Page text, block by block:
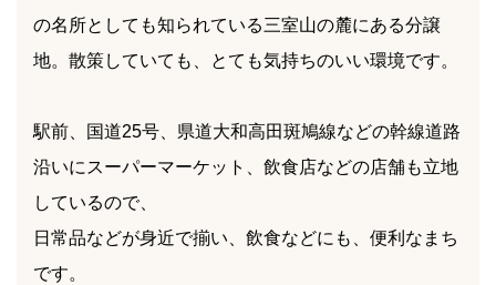
の名所としても知られている三室山の麓にある分譲
地。散策していても、とても気持ちのいい環境です。
駅前、国道25号、県道大和高田斑鳩線などの幹線道路
沿いにスーパーマーケット、飲食店などの店舗も立地
しているので、
日常品などが身近で揃い、飲食などにも、便利なまち
です。